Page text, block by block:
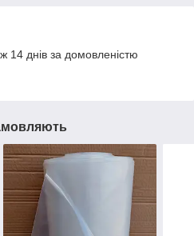
14 днів за домовленістю